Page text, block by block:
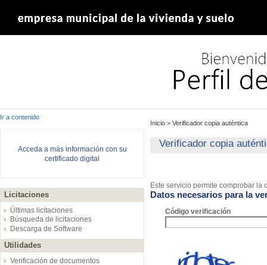
Ir a contenido
Acceda a más información con su
certificado digital
Licitaciones
Últimas licitaciones
Búsqueda de licitaciones
Descarga de Software
Utilidades
Verificación de documentos
Inicio > Verificador copia auténtica
Verificador copia
Este servicio permite comprobar
Datos necesarios para la
Código verificación